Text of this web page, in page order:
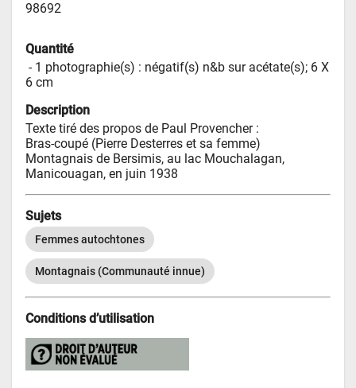
98692
Quantité
- 1 photographie(s) : négatif(s) n&b sur acétate(s); 6 X
6 cm
Description
Texte tiré des propos de Paul Provencher :
Bras-coupé (Pierre Desterres et sa femme)
Montagnais de Bersimis, au lac Mouchalagan,
Manicouagan, en juin 1938
Sujets
Femmes autochtones
Montagnais (Communauté innue)
Conditions d’utilisation